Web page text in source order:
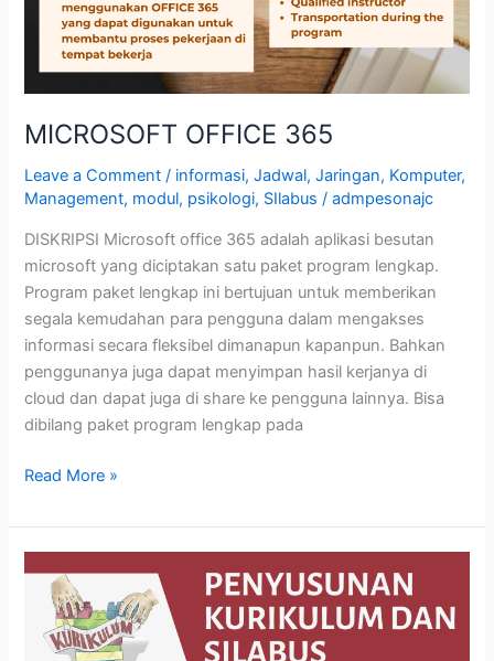
MICROSOFT OFFICE 365
Leave a Comment / informasi,Jadwal,Jaringan, Komputer,
Management, modul, psikologi, SIlabus /admpesonajc
DISKRIPSI Microsoft office 365 adalah aplikasi besutan
microsoft yang diciptakan satu paket program lengkap.
Program paket lengkap ini bertujuan untuk memberikan
segala kemudahan para pengguna dalam mengakses
informasi secara fleksibel dimanapun kapanpun. Bahkan
penggunanya juga dapat menyimpan hasil kerjanya di
cloud dan dapat juga di share ke pengguna lainnya. Bisa
dibilang paket program lengkap pada
Read More »
KURIKULUM
DAN
SILABUS